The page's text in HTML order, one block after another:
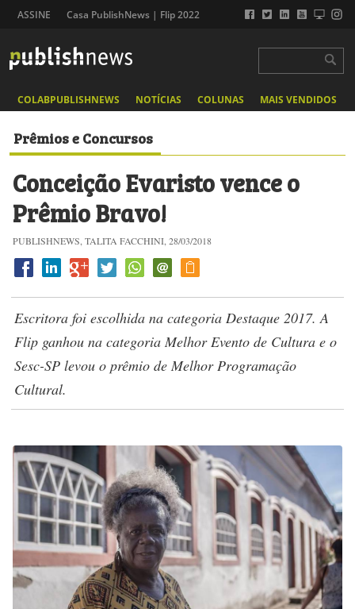
ASSINE Casa PublishNews | Flip 2022
COLABPUBLISHNEWS NOTÍCIAS COLUNAS MAIS VENDIDOS
Prêmios e Concursos
Conceição Evaristo vence o
Prêmio Bravo!
PUBLISHNEWS, TALITA FACCHINI, 28/03/2018
Escritora foi escolhida na categoria Destaque 2017. A
Flip ganhou na categoria Melhor Evento de Cultura e o
Sesc-SP levou o prêmio de Melhor Programação
Cultural.